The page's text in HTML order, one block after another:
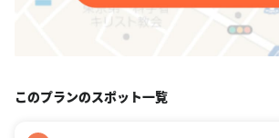
このプランのスポット一覧